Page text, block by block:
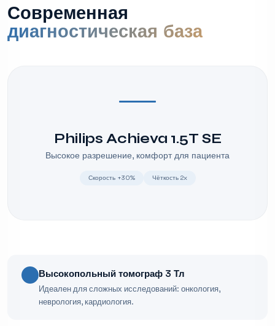
Современная
диагностическая база
Philips Achieva 1.5T SE
Высокое разрешение, комфорт для пациента
Скорость +30% Чёткость 2x
Высокопольный томограф 3 Тл
Идеален для сложных исследований: онкология,
неврология, кардиология.